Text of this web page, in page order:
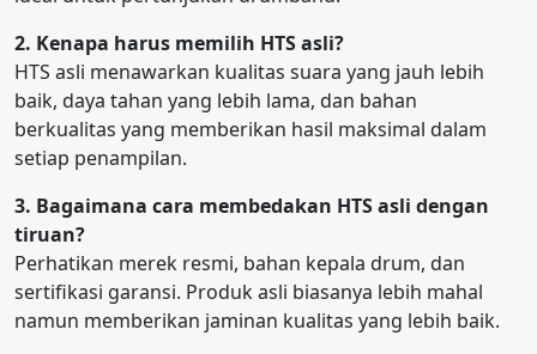
2. Kenapa harus memilih HTS asli?
HTS asli menawarkan kualitas suara yang jauh lebih
baik, daya tahan yang lebih lama, dan bahan
berkualitas yang memberikan hasil maksimal dalam
setiap penampilan.
3. Bagaimana cara membedakan HTS asli dengan
tiruan?
Perhatikan merek resmi, bahan kepala drum, dan
sertifikasi garansi. Produk asli biasanya lebih mahal
namun memberikan jaminan kualitas yang lebih baik.